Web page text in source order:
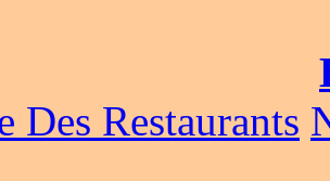
Des Restaurants